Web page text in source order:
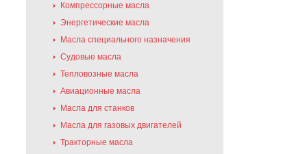
Компрессорные масла
Энергетические масла
Масла специального назначения
Судовые масла
Тепловозные масла
Авиационные масла
Масла для станков
Масла для газовых двигателей
Тракторные масла